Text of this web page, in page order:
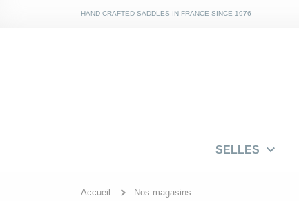
HAND-CRAFTED SADDLES IN FRANCE SINCE 1976
SELLES 
Accueil Nos magasins